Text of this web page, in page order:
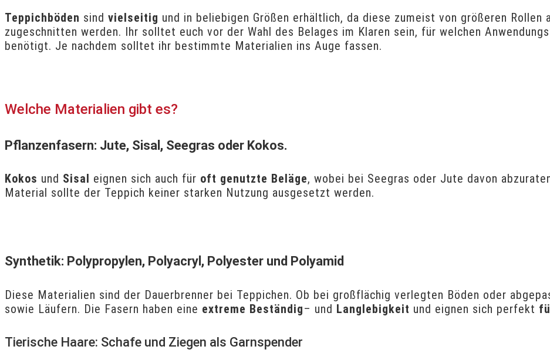
Teppichböden sind vielseitig und in beliebigen Größen erhältlich, da diese zumeist von größeren Rollen
zugeschnitten werden. Ihr solltet euch vor der Wahl des Belages im Klaren sein, für welchen
benötigt. Je nachdem solltet ihr bestimmte Materialien ins Auge fassen.
Welche Materialien gibt es?
Pflanzenfasern: Jute, Sisal, Seegras oder Kokos.
Kokos und Sisal eignen sich auch für oft genutzte Beläge, wobei bei Seegras oder Jute davon
Material sollte der Teppich keiner starken Nutzung ausgesetzt werden.
Synthetik: Polypropylen, Polyacryl, Polyester und Polyamid
Diese Materialien sind der Dauerbrenner bei Teppichen. Ob bei großflächig verlegten Böden oder
sowie Läufern. Die Fasern haben eine extreme Beständig– und Langlebigkeit und eignen sich perfekt
Tierische Haare: Schafe und Ziegen als Garnspender